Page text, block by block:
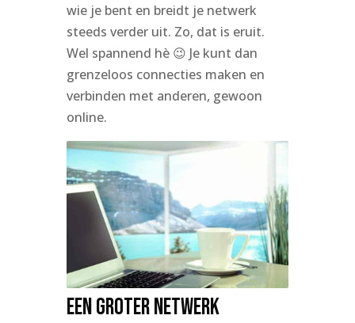
wie je bent en breidt je netwerk
steeds verder uit. Zo, dat is eruit.
Wel spannend hè 😉 Je kunt dan
grenzeloos connecties maken en
verbinden met anderen, gewoon
online.
Een groter netwerk